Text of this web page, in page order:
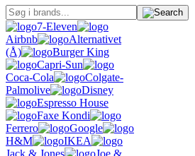
7-Eleven
Airbnb
Alternativet
(Å)
Burger King
Capri-Sun
Coca-Cola
Colgate-
Palmolive
Disney
Espresso House
Faxe Kondi
Ferrero
Google
H&M
IKEA
Jack & Jones
Joe &